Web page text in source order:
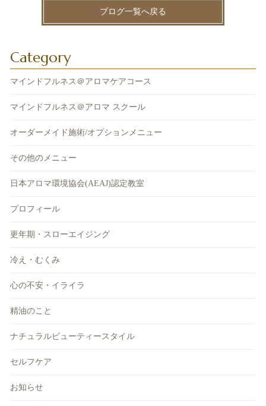
ブログ一覧へ戻る
Category
マインドフルネス＠アロマケアコース
マインドフルネス＠アロマ スクール
オーダーメイド施術/オプションメニュー
その他のメニュー
日本アロマ環境協会(AEAJ)認定教室
プロフィール
更年期・スローエイジング
冷え・むくみ
心の不安・イライラ
精油のこと
ナチュラルビューティースタイル
セルフケア
お知らせ